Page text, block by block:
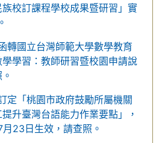
校訂課程學校成果暨研習」實
轉國立台灣師範大學數學教育
學習：教師研習暨校園申請說
定「桃園市政府鼓勵所屬機關
升臺灣台語能力作業要點」，
23日生效，請查照。